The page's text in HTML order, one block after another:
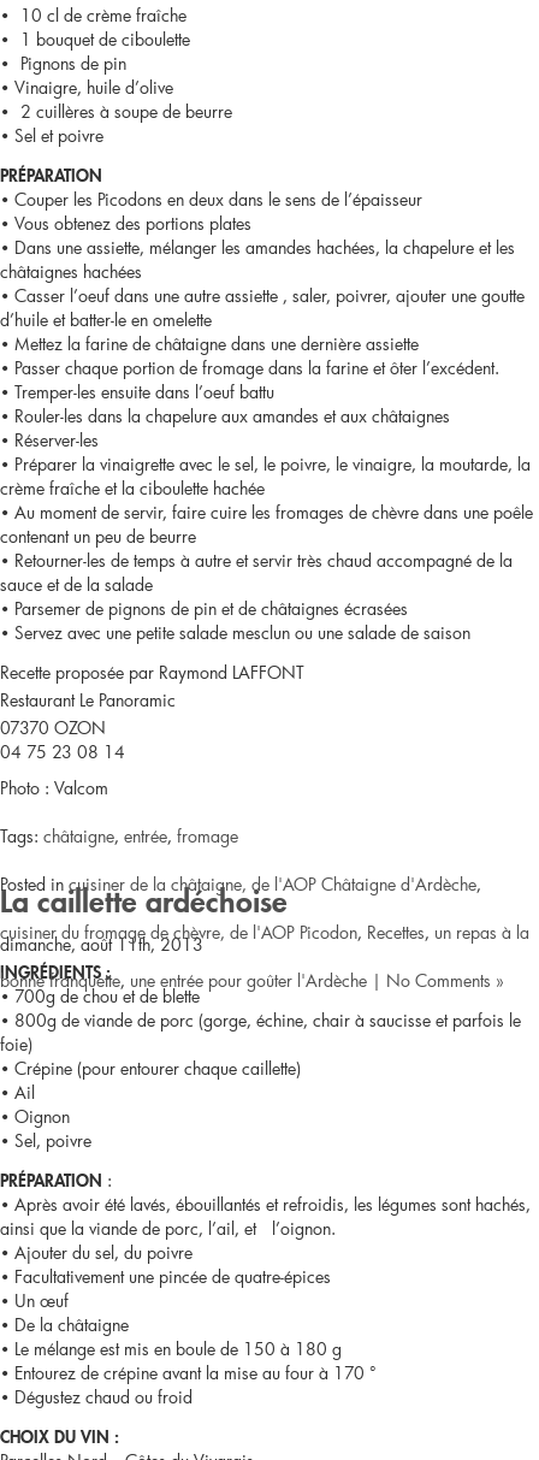
• 10 cl de crème fraîche
• 1 bouquet de ciboulette
• Pignons de pin
• Vinaigre, huile d’olive
• 2 cuillères à soupe de beurre
• Sel et poivre
PRÉPARATION
• Couper les Picodons en deux dans le sens de l’épaisseur
• Vous obtenez des portions plates
• Dans une assiette, mélanger les amandes hachées, la chapelure et les
châtaignes hachées
• Casser l’oeuf dans une autre assiette , saler, poivrer, ajouter une goutte
d’huile et batter-le en omelette
• Mettez la farine de châtaigne dans une dernière assiette
• Passer chaque portion de fromage dans la farine et ôter l’excédent.
• Tremper-les ensuite dans l’oeuf battu
• Rouler-les dans la chapelure aux amandes et aux châtaignes
• Réserver-les
• Préparer la vinaigrette avec le sel, le poivre, le vinaigre, la moutarde, la
crème fraîche et la ciboulette hachée
• Au moment de servir, faire cuire les fromages de chèvre dans une poêle
contenant un peu de beurre
• Retourner-les de temps à autre et servir très chaud accompagné de la
sauce et de la salade
• Parsemer de pignons de pin et de châtaignes écrasées
• Servez avec une petite salade mesclun ou une salade de saison
Recette proposée par Raymond LAFFONT
Restaurant Le Panoramic
07370 OZON
04 75 23 08 14
Photo : Valcom
Tags: châtaigne, entrée, fromage
Posted in cuisiner de la châtaigne, de l'AOP Châtaigne d'Ardèche,
cuisiner du fromage de chèvre, de l'AOP Picodon, Recettes, un repas à la
bonne franquette, une entrée pour goûter l'Ardèche | No Comments »
La caillette ardéchoise
dimanche, août 11th, 2013
INGRÉDIENTS :
• 700g de chou et de blette
• 800g de viande de porc (gorge, échine, chair à saucisse et parfois le
foie)
• Crépine (pour entourer chaque caillette)
• Ail
• Oignon
• Sel, poivre
PRÉPARATION
:
• Après avoir été lavés, ébouillantés et refroidis, les légumes sont hachés,
ainsi que la viande de porc, l’ail, et l’oignon.
• Ajouter du sel, du poivre
• Facultativement une pincée de quatre-épices
• Un œuf
• De la châtaigne
• Le mélange est mis en boule de 150 à 180 g
• Entourez de crépine avant la mise au four à 170 °
• Dégustez chaud ou froid
CHOIX DU VIN :